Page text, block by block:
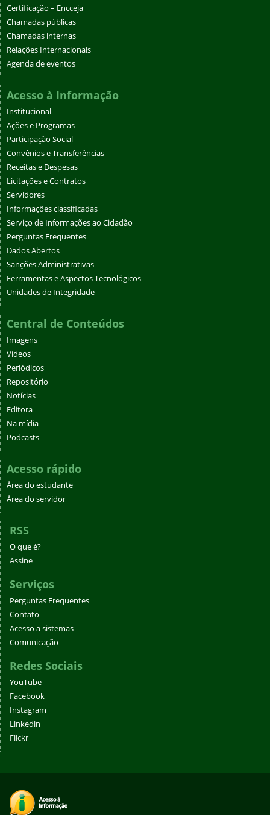
Certificação – Encceja
Chamadas públicas
Chamadas internas
Relações Internacionais
Agenda de eventos
Acesso à Informação
Institucional
Ações e Programas
Participação Social
Convênios e Transferências
Receitas e Despesas
Licitações e Contratos
Servidores
Informações classificadas
Serviço de Informações ao Cidadão
Perguntas Frequentes
Dados Abertos
Sanções Administrativas
Ferramentas e Aspectos Tecnológicos
Unidades de Integridade
Central de Conteúdos
Imagens
Vídeos
Periódicos
Repositório
Notícias
Editora
Na mídia
Podcasts
Acesso rápido
Área do estudante
Área do servidor
RSS
O que é?
Assine
Serviços
Perguntas Frequentes
Contato
Acesso a sistemas
Comunicação
Redes Sociais
YouTube
Facebook
Instagram
Linkedin
Flickr